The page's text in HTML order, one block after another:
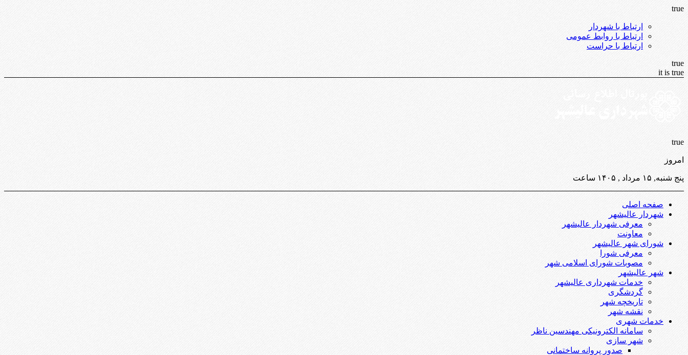
true
ارتباط با شهردار
ارتباط با روابط عمومی
ارتباط با حراست
true
it is true
true
امروز
پنج شنبه, ۱۵ مرداد , ۱۴۰۵ ساعت
صفحه اصلی
شهردار عالیشهر
معرفی شهردار عالیشهر
معاونت
شورای شهر عالیشهر
معرفی شورا
مصوبات شورای اسلامی شهر
شهر عالیشهر
خدمات شهرداری عالیشهر
گردشگری
تاریخچه شهر
نقشه شهر
خدمات شهری
سامانه الکترونیکی مهندسین ناظر
شهر سازی
صدور پروانه ساختمانی